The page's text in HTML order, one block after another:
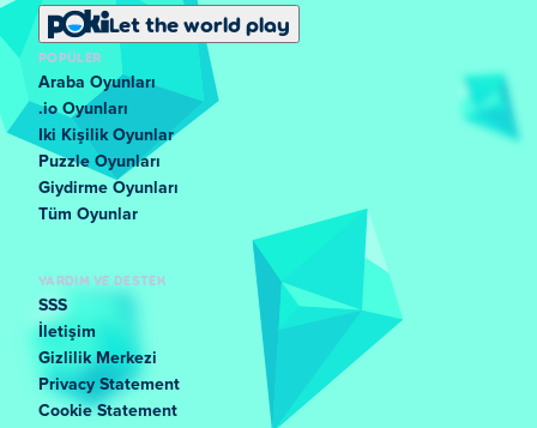
Let the world play
POPÜLER
Araba Oyunları
.io Oyunları
Iki Kişilik Oyunlar
Puzzle Oyunları
Giydirme Oyunları
Tüm Oyunlar
YARDIM VE DESTEK
SSS
İletişim
Gizlilik Merkezi
Privacy Statement
Cookie Statement